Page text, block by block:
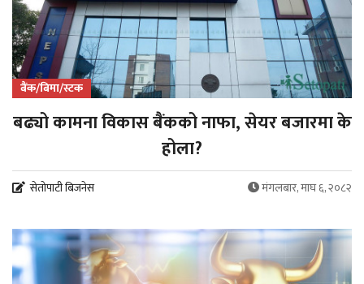
बैंक/बिमा/स्टक
बढ्यो कामना विकास बैंकको नाफा, सेयर बजारमा के
होला?
सेतोपाटी बिजनेस मंगलबार, माघ ६, २०८२